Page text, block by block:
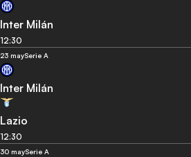
Inter Milán
12:30
23 maySerie A
Inter Milán
Lazio
12:30
30 maySerie A